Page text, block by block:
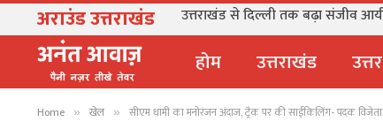
अराउंड उत्तराखंड उत्तराखंड से दिल्ली तक बढ़ा संजीव
होम उत्तराखंड
Home » खेल » सीएम धामी का मनोरंजन अंदाज, ट्रैक पर की साईकिलिंग- पदक